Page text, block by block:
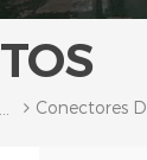
Conectores